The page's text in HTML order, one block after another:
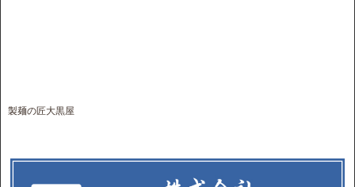
製麺の匠大黒屋